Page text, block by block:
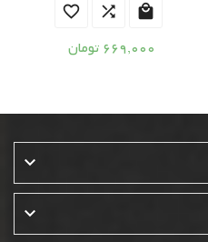



669,000 تومان

